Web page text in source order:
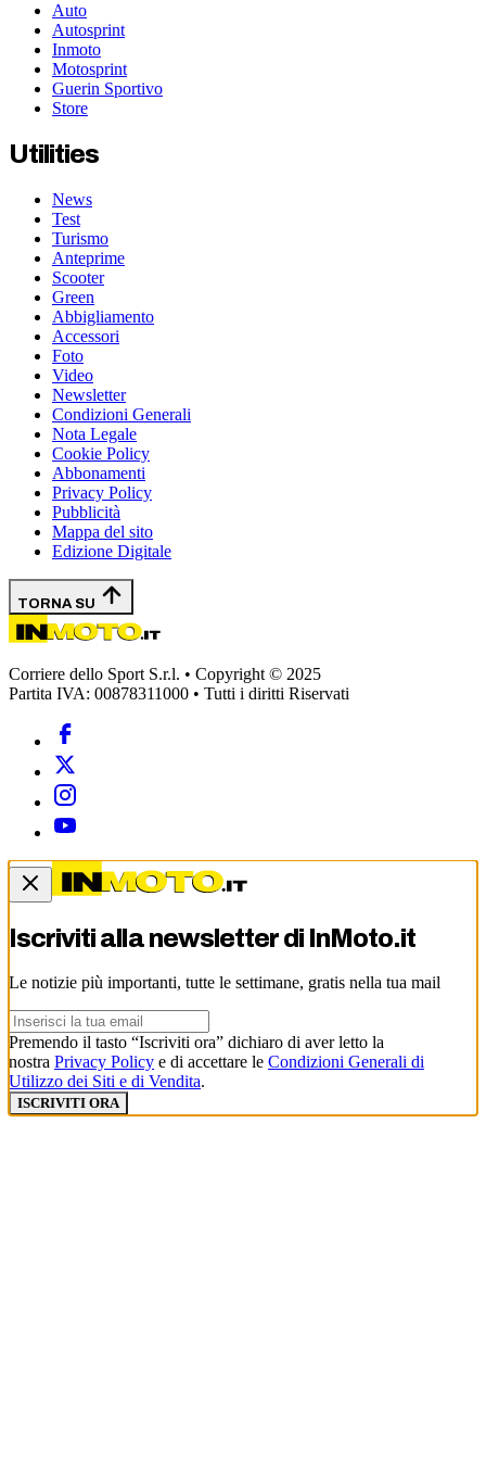
Auto
Autosprint
Inmoto
Motosprint
Guerin Sportivo
Store
Utilities
News
Test
Turismo
Anteprime
Scooter
Green
Abbigliamento
Accessori
Foto
Video
Newsletter
Condizioni Generali
Nota Legale
Cookie Policy
Abbonamenti
Privacy Policy
Pubblicità
Mappa del sito
Edizione Digitale
TORNA SU
Corriere dello Sport S.r.l. • Copyright © 2025
Partita IVA: 00878311000 • Tutti i diritti Riservati
Iscriviti alla newsletter di InMoto.it
Le notizie più importanti, tutte le settimane, gratis nella tua mail
Premendo il tasto “Iscriviti ora” dichiaro di aver letto la
nostra Privacy Policy e di accettare le Condizioni Generali di
Utilizzo dei Siti e di Vendita.
ISCRIVITI ORA